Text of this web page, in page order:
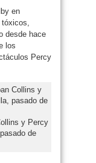
en
tóxicos,
desde hace
los
Percy
y Percy
de